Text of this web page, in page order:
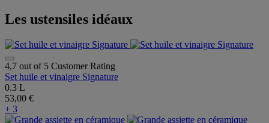
Les ustensiles idéaux
4,7 out of 5 Customer Rating
Set huile et vinaigre Signature
0.3 L
53,00 €
+ 3